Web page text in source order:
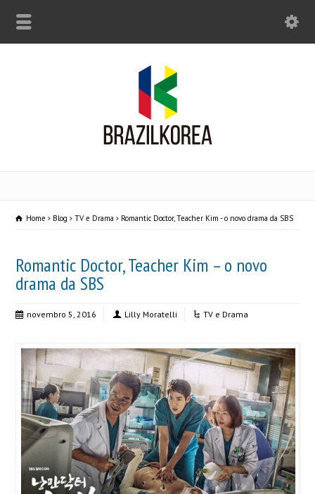
Home Blog TV e Drama Romantic Doctor, Teacher Kim - o novo drama da SBS
Romantic Doctor, Teacher Kim – o novo
drama da SBS
novembro 5, 2016 Lilly Moratelli TV e Drama